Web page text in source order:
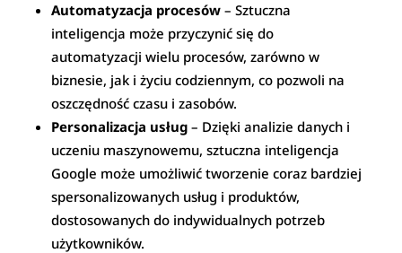
Automatyzacja procesów – Sztuczna
inteligencja może przyczynić się do
automatyzacji wielu procesów, zarówno w
biznesie, jak i życiu codziennym, co pozwoli na
oszczędność czasu i zasobów.
Personalizacja usług – Dzięki analizie danych i
uczeniu maszynowemu, sztuczna inteligencja
Google może umożliwić tworzenie coraz bardziej
spersonalizowanych usług i produktów,
dostosowanych do indywidualnych potrzeb
użytkowników.